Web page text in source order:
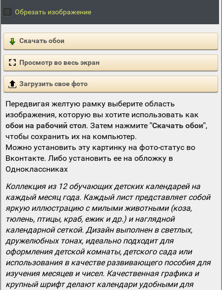
Обрезать изображение
Скачать обои
Просмотр во весь экран
Загрузить свое фото
Передвигая желтую рамку выберите область
изображения, которую вы хотите использовать как
обои на рабочий стол. Затем нажмите "Скачать обои",
чтобы сохранить их на компьютер.
Можно установить эту картинку на фото-статус во
Вконтакте. Либо установить ее на обложку в
Одноклассниках
Коллекция из 12 обучающих детских календарей на
каждый месяц года. Каждый лист представляет собой
яркую иллюстрацию с милыми животными (коза,
тюлень, птицы, краб, ежик и др.) и наглядной
календарной сеткой. Дизайн выполнен в светлых,
дружелюбных тонах, идеально подходит для
оформления детской комнаты, детского сада или
использования в качестве развивающего пособия для
изучения месяцев и чисел. Качественная графика и
крупный шрифт делают календари удобными для